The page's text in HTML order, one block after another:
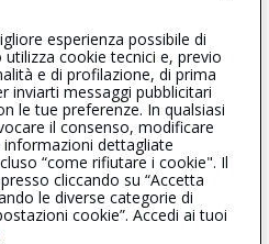
054150480
dell’IVASS. Consulta il
esperienza possibile di
cookie tecnici e, previo
e di profilazione, di prima
inviarti messaggi pubblicitari
le tue preferenze. In qualsiasi
il consenso, modificare
dettagliate
“come rifiutare i cookie". Il
cliccando su “Accetta
le diverse categorie di
cookie”. Accedi ai tuoi